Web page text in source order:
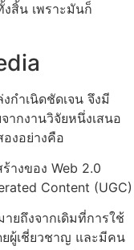
สิ้น เพราะมันก็
กำเนิดชัดเจน จึงมี
กงานวิจัยหนึ่งเสนอ
งอย่างคือ
างของ Web 2.0
Content (UGC)
ยถึงจากเดิมที่การใช้
ยผู้เชี่ยวชาญ และมีคน